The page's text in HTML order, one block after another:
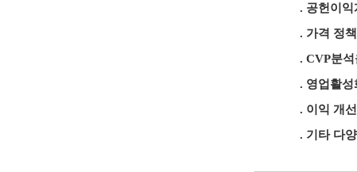
. 공헌이익계
. 가격 정책
. CVP분석
. 영업활성화
. 이익 개선
. 기타 다양